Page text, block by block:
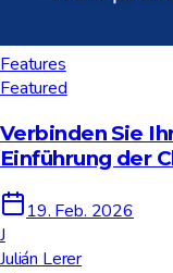
Features
Featured
Verbinden Sie
Einführung der
19. Feb. 2026
J
Julián Lerer